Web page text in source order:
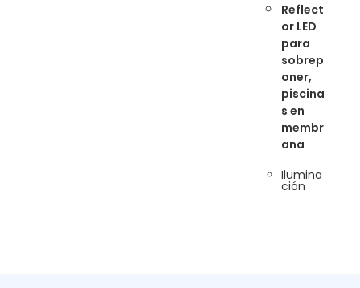
Reflect
or LED
para
sobrep
oner,
piscina
s en
membr
ana
Ilumina
ción